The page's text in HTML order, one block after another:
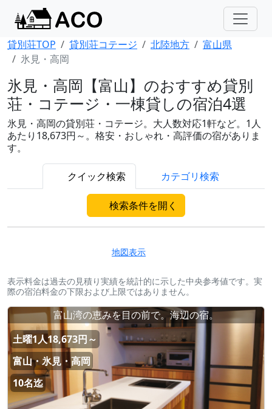
貸別荘TOP 貸別荘コテージ 北陸地方
富山県
氷見・高岡
氷見・高岡【富山】のおすすめ貸別
荘・コテージ・一棟貸しの宿泊4選
氷見・高岡の貸別荘・コテージ。大人数対応1軒など。1人
あたり18,673円～。格安・おしゃれ・高評価の宿がありま
す。
クイック検索 カテゴリ検索
検索条件を開く
地図表示
表示料金は過去の見積り実績を統計的に示した中央参考値です。実
際の宿泊料金の下限および上限ではありません。
富山湾の恵みを目の前で。海辺の宿。
土曜1人18,673円～
富山・氷見・高岡
10名迄